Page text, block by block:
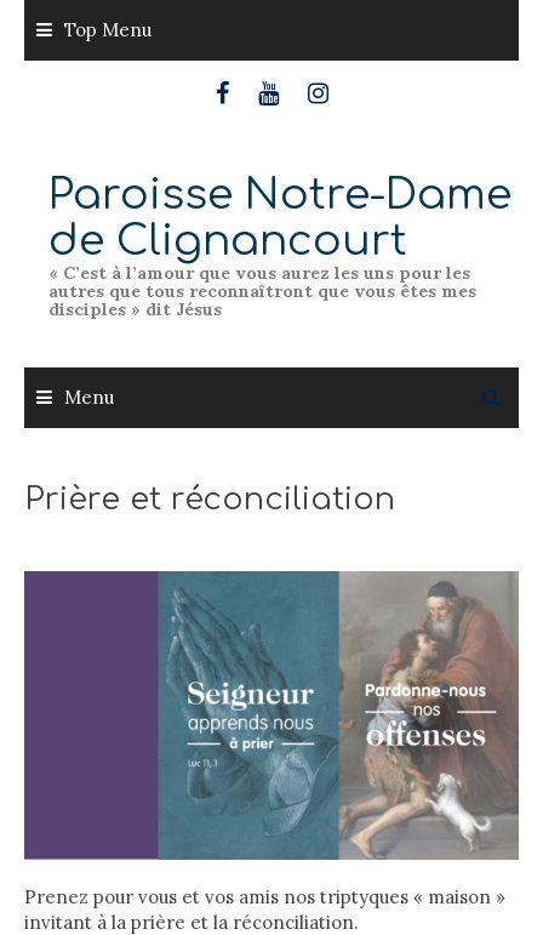
content
Top Menu
Paroisse Notre-Dame
de Clignancourt
« C’est à l’amour que vous aurez les uns pour les
autres que tous reconnaîtront que vous êtes mes
disciples » dit Jésus
Menu
Prière et réconciliation
Prenez pour vous et vos amis nos triptyques « maison »
invitant à la prière et la réconciliation.